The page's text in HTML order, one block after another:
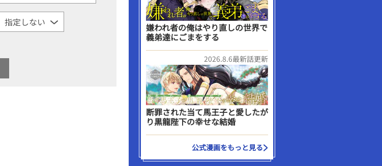
嫌われ者の俺はやり直しの世界で
義弟達にごまをする
2026.8.6最新話更新
断罪された当て馬王子と愛したが
り黒龍陛下の幸せな結婚
公式漫画をもっと見る